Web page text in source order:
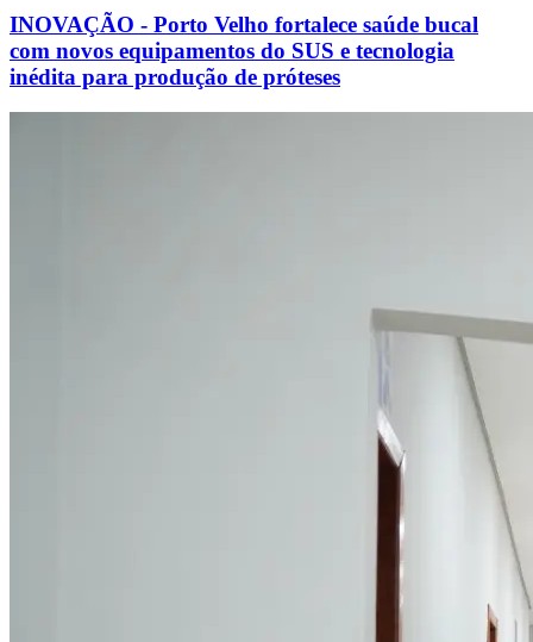
INOVAÇÃO - Porto Velho fortalece saúde bucal
com novos equipamentos do SUS e tecnologia
inédita para produção de próteses